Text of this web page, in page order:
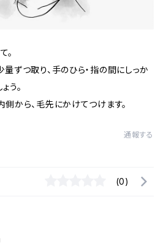
。
ずつ取り、手のひら・指の間にしっか
う。
から、毛先にかけてつけます。
通報する
(0)